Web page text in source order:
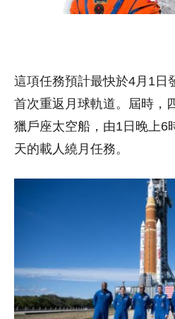
這項任務預計最快於4月1日
首次重返月球軌道。屆時，
獵戶座太空船，由1日晚上6
天的載人繞月任務。